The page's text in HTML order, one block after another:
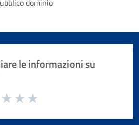
le informazioni su
pagina